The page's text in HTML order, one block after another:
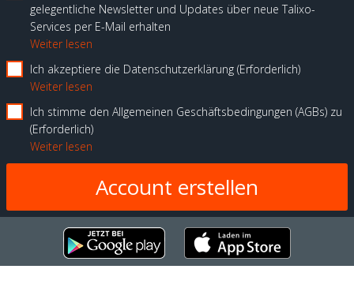
gelegentliche Newsletter und Updates über neue Talixo-
Services per E-Mail erhalten
Weiter lesen
Ich akzeptiere die Datenschutzerklärung Erforderlich
Weiter lesen
Ich stimme den Allgemeinen Geschäftsbedingungen (AGBs) zu
Erforderlich
Weiter lesen